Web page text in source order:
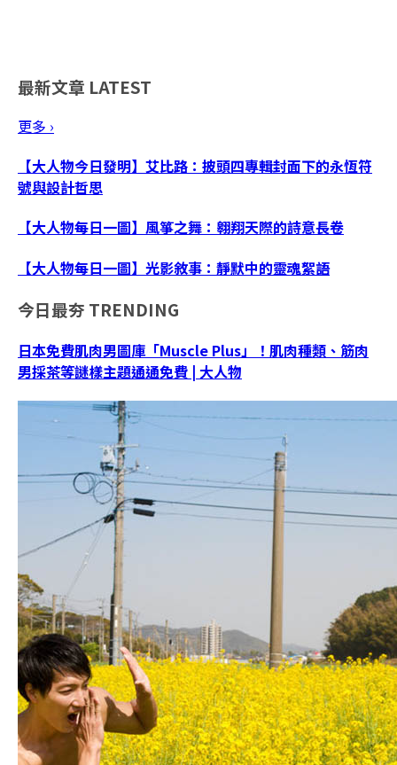
最新文章 LATEST
更多 ›
【大人物今日發明】艾比路：披頭四專輯封面下的永恆符
號與設計哲思
【大人物每日一圖】風箏之舞：翱翔天際的詩意長卷
【大人物每日一圖】光影敘事：靜默中的靈魂絮語
今日最夯 TRENDING
日本免費肌肉男圖庫「Muscle Plus」！肌肉種類、筋肉
男採茶等謎樣主題通通免費 | 大人物